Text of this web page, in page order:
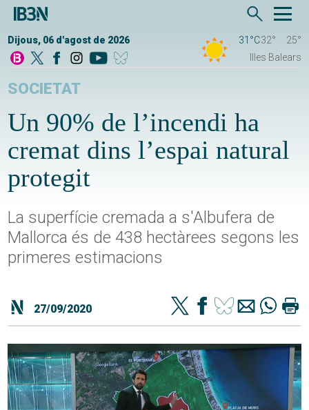
Dijous, 06 d'agost de 2026 31°C32°
25°
Illes Balears
SOCIETAT
Un 90% de l’incendi ha
cremat dins l’espai natural
protegit
La superfície cremada a s'Albufera de
Mallorca és de 438 hectàrees segons les
primeres estimacions
27/09/2020